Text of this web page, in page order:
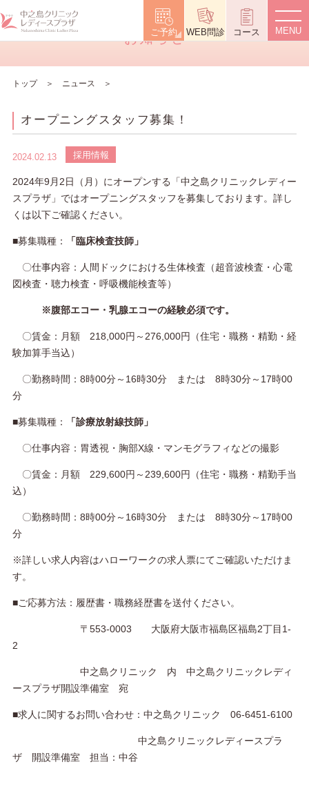
ご予約 WEB問診 コース
News
お知らせ
トップ ニュース
オープニングスタッフ募集！
2024.02.13 採用情報
2024年9月2日（月）にオープンする「中之島クリニックレディー
スプラザ」ではオープニングスタッフを募集しております。詳し
くは以下ご確認ください。
■募集職種： 「臨床検査技師」
〇仕事内容：人間ドックにおける生体検査（超音波検査・心電
図検査・聴力検査・呼吸機能検査等）
※腹部エコー・乳腺エコーの経験必須です。
〇賃金：月額 218,000円～276,000円（住宅・職務・精勤・経
験加算手当込）
〇勤務時間：8時00分～16時30分 または 8時30分～17時00
分
■募集職種： 「診療放射線技師」
〇仕事内容：胃透視・胸部X線・マンモグラフィなどの撮影
〇賃金：月額 229,600円～239,600円（住宅・職務・精勤手当
込）
〇勤務時間：8時00分～16時30分 または 8時30分～17時00
分
※詳しい求人内容はハローワークの求人票にてご確認いただけま
す。
■ご応募方法：履歴書・職務経歴書を送付ください。
〒553-0003 大阪府大阪市福島区福島2丁目1‐
2
中之島クリニック 内 中之島クリニックレディ
ースプラザ開設準備室 宛
■求人に関するお問い合わせ：中之島クリニック 06-6451-6100
中之島クリニックレディースプラ
ザ 開設準備室 担当：中谷